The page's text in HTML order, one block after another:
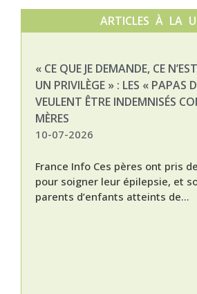
ARTICLES À LA
« CE QUE JE DEMANDE, CE
UN PRIVILÈGE » : LES « PAPAS
VEULENT ÊTRE INDEMNISÉS
MÈRES
10-07-2026
France Info Ces pères ont pris
pour soigner leur épilepsie, et
parents d’enfants atteints de...